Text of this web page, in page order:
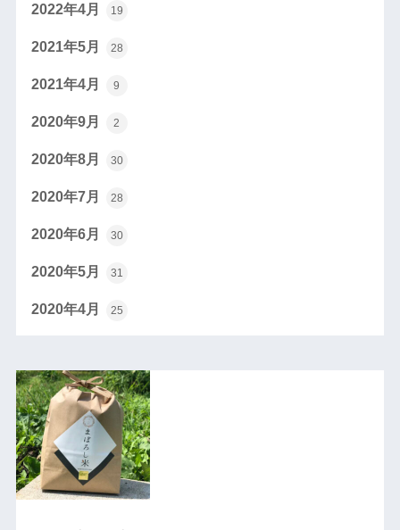
2022年4月 19
2021年5月 28
2021年4月 9
2020年9月 2
2020年8月 30
2020年7月 28
2020年6月 30
2020年5月 31
2020年4月 25